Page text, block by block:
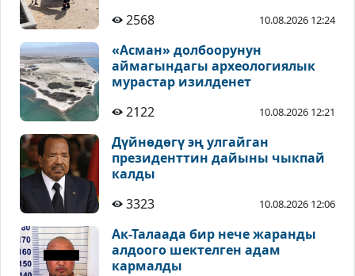
2568
10.08.2026 12:24
«Асман» долбоорунун
аймагындагы археологиялык
мурастар изилденет
2122
10.08.2026 12:21
Дүйнөдөгү эң улгайган
президенттин дайыны чыкпай
калды
3323
10.08.2026 12:06
Ак-Талаада бир нече жаранды
алдоого шектелген адам
кармалды